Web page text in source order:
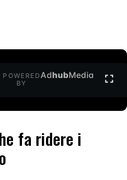
POWERED
BY
AdhubMedia
fa ridere i